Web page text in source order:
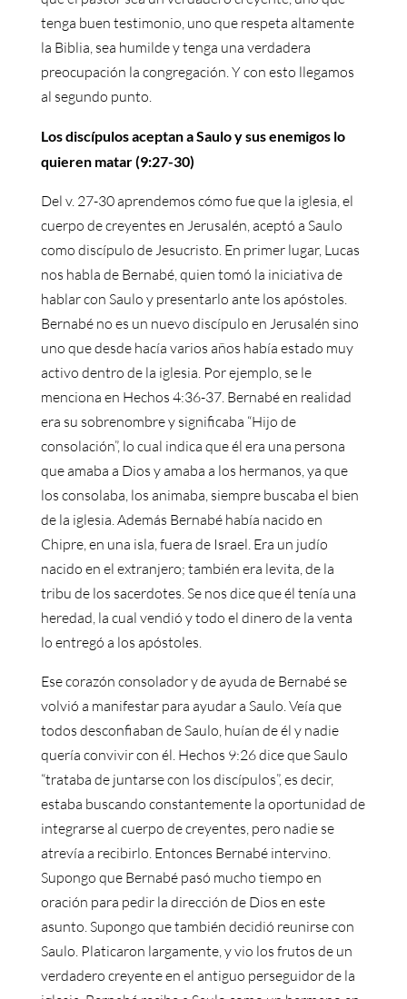
tenga buen testimonio, uno que respeta altamente
la Biblia, sea humilde y tenga una verdadera
preocupación la congregación. Y con esto llegamos
al segundo punto.
Los discípulos aceptan a Saulo y sus enemigos lo
quieren matar (9:27-30)
Del v. 27-30 aprendemos cómo fue que la iglesia, el
cuerpo de creyentes en Jerusalén, aceptó a Saulo
como discípulo de Jesucristo. En primer lugar, Lucas
nos habla de Bernabé, quien tomó la iniciativa de
hablar con Saulo y presentarlo ante los apóstoles.
Bernabé no es un nuevo discípulo en Jerusalén sino
uno que desde hacía varios años había estado muy
activo dentro de la iglesia. Por ejemplo, se le
menciona en Hechos 4:36-37. Bernabé en realidad
era su sobrenombre y significaba “Hijo de
consolación”, lo cual indica que él era una persona
que amaba a Dios y amaba a los hermanos, ya que
los consolaba, los animaba, siempre buscaba el bien
de la iglesia. Además Bernabé había nacido en
Chipre, en una isla, fuera de Israel. Era un judío
nacido en el extranjero; también era levita, de la
tribu de los sacerdotes. Se nos dice que él tenía una
heredad, la cual vendió y todo el dinero de la venta
lo entregó a los apóstoles.
Ese corazón consolador y de ayuda de Bernabé se
volvió a manifestar para ayudar a Saulo. Veía que
todos desconfiaban de Saulo, huían de él y nadie
quería convivir con él. Hechos 9:26 dice que Saulo
“trataba de juntarse con los discípulos”, es decir,
estaba buscando constantemente la oportunidad de
integrarse al cuerpo de creyentes, pero nadie se
atrevía a recibirlo. Entonces Bernabé intervino.
Supongo que Bernabé pasó mucho tiempo en
oración para pedir la dirección de Dios en este
asunto. Supongo que también decidió reunirse con
Saulo. Platicaron largamente, y vio los frutos de un
verdadero creyente en el antiguo perseguidor de la